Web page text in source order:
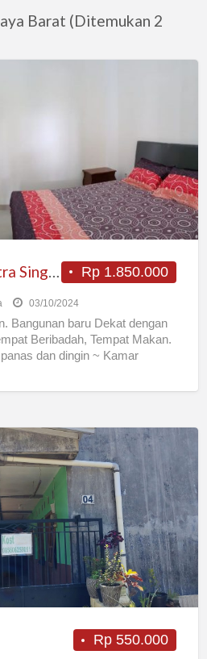
Barat (Ditemukan 2
Rp 1.850.000
Kos Karyawan Putra Single Wiyung Surabaya Barat
03/10/2024
Bangunan baru Dekat dengan
Beribadah, Tempat Makan.
dan dingin ~ Kamar
Rp 550.000